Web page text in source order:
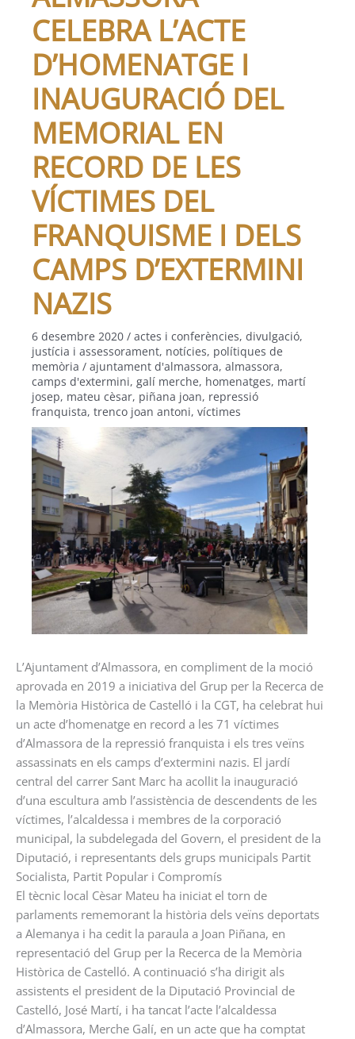
CELEBRA L’ACTE
D’HOMENATGE I
INAUGURACIÓ DEL
MEMORIAL EN
RECORD DE LES
VÍCTIMES DEL
FRANQUISME I DELS
CAMPS D’EXTERMINI
NAZIS
6 desembre 2020 / actes i conferències, divulgació,
justícia i assessorament, notícies, polítiques de
memòria / ajuntament d'almassora, almassora,
camps d'extermini, galí merche, homenatges, martí
josep, mateu cèsar, piñana joan, repressió
franquista, trenco joan antoni, víctimes
L’Ajuntament d’Almassora, en compliment de la moció
aprovada en 2019 a iniciativa del Grup per la Recerca de
la Memòria Històrica de Castelló i la CGT, ha celebrat hui
un acte d’homenatge en record a les 71 víctimes
d’Almassora de la repressió franquista i els tres veïns
assassinats en els camps d’extermini nazis. El jardí
central del carrer Sant Marc ha acollit la inauguració
d’una escultura amb l’assistència de descendents de les
víctimes, l’alcaldessa i membres de la corporació
municipal, la subdelegada del Govern, el president de la
Diputació, i representants dels grups municipals Partit
Socialista, Partit Popular i Compromís
El tècnic local Cèsar Mateu ha iniciat el torn de
parlaments rememorant la història dels veïns deportats
a Alemanya i ha cedit la paraula a Joan Piñana, en
representació del Grup per la Recerca de la Memòria
Històrica de Castelló. A continuació s’ha dirigit als
assistents el president de la Diputació Provincial de
Castelló, José Martí, i ha tancat l’acte l’alcaldessa
d’Almassora, Merche Galí, en un acte que ha comptat